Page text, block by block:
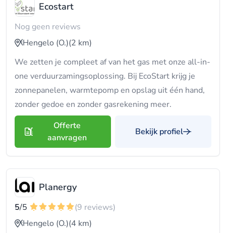
Ecostart
Nog geen reviews
Hengelo (O.)(2 km)
We zetten je compleet af van het gas met onze all-in-
one verduurzamingsoplossing. Bij EcoStart krijg je
zonnepanelen, warmtepomp en opslag uit één hand,
zonder gedoe en zonder gasrekening meer.
Offerte
aanvragen
Bekijk profiel
Planergy
5/5
(9 reviews)
Hengelo (O.)(4 km)